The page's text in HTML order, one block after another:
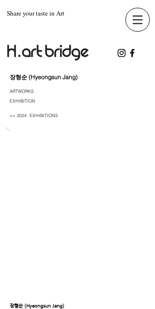
Share your taste in Art
장형순 (Hyeongsun Jang)
ARTWORKS
EXHIBITION
<< 2024` EXHIBITIONS
장형순 (Hyeongsun Jang)